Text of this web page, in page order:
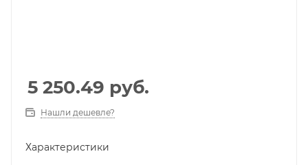
5 250.49 руб.
Нашли дешевле?
Характеристики